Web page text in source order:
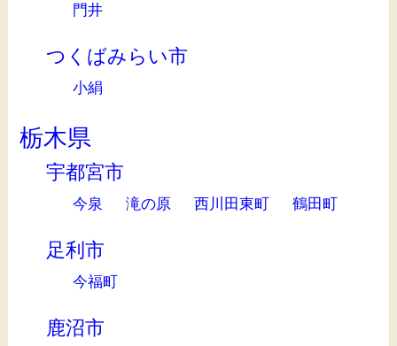
門井
つくばみらい市
小絹
栃木県
宇都宮市
今泉 滝の原 西川田東町 鶴田町
足利市
今福町
鹿沼市